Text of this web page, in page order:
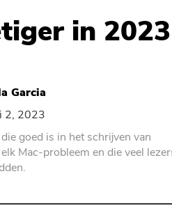
Gratis
in 2023
Garcia
2, 2023
goed is in het schrijven van
Mac-probleem en die veel